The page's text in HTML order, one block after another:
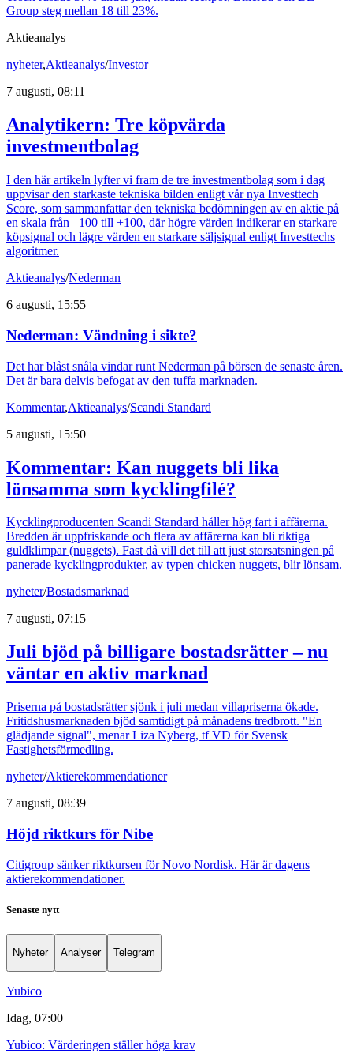
Group steg mellan 18 till 23%.
Aktieanalys
nyheter,Aktieanalys/Investor
7 augusti, 08:11
Analytikern: Tre köpvärda
investmentbolag
I den här artikeln lyfter vi fram de tre investmentbolag som i dag
uppvisar den starkaste tekniska bilden enligt vår nya Investtech
Score, som sammanfattar den tekniska bedömningen av en aktie på
en skala från –100 till +100, där högre värden indikerar en starkare
köpsignal och lägre värden en starkare säljsignal enligt Investtechs
algoritmer.
Aktieanalys/Nederman
6 augusti, 15:55
Nederman: Vändning i sikte?
Det har blåst snåla vindar runt Nederman på börsen de senaste åren.
Det är bara delvis befogat av den tuffa marknaden.
Kommentar,Aktieanalys/Scandi Standard
5 augusti, 15:50
Kommentar: Kan nuggets bli lika
lönsamma som kycklingfilé?
Kycklingproducenten Scandi Standard håller hög fart i affärerna.
Bredden är uppfriskande och flera av affärerna kan bli riktiga
guldklimpar (nuggets). Fast då vill det till att just storsatsningen på
panerade kycklingprodukter, av typen chicken nuggets, blir lönsam.
nyheter/Bostadsmarknad
7 augusti, 07:15
Juli bjöd på billigare bostadsrätter – nu
väntar en aktiv marknad
Priserna på bostadsrätter sjönk i juli medan villapriserna ökade.
Fritidshusmarknaden bjöd samtidigt på månadens tredbrott. "En
glädjande signal", menar Liza Nyberg, tf VD för Svensk
Fastighetsförmedling.
nyheter/Aktierekommendationer
7 augusti, 08:39
Höjd riktkurs för Nibe
Citigroup sänker riktkursen för Novo Nordisk. Här är dagens
aktierekommendationer.
Senaste nytt
Nyheter Analyser Telegram
Yubico
Idag, 07:00
Yubico: Värderingen ställer höga krav